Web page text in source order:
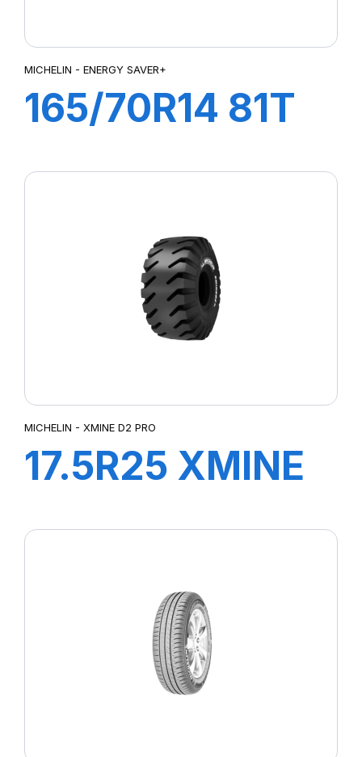
MICHELIN - ENERGY SAVER+
165/70R14 81T
MICHELIN - XMINE D2 PRO
17.5R25 XMINE